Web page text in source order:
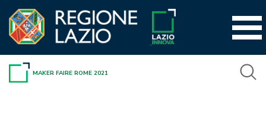
contenuto
MAKER FAIRE ROME 2021